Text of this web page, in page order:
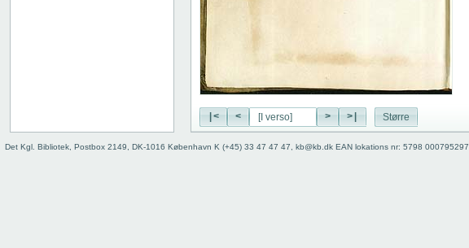
|< < > >| Større
Det Kgl. Bibliotek, Postbox 2149, DK-1016 København K (+45) 33 47 47 47, kb@kb.dk EAN lokations nr: 5798 000795297